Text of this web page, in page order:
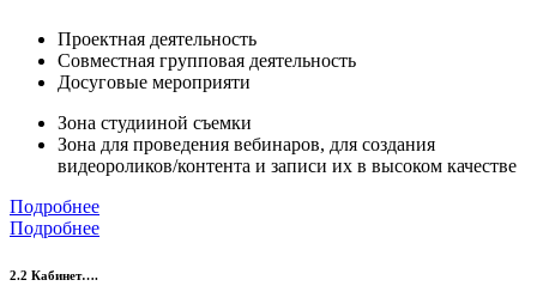
Проектная деятельность
Совместная групповая деятельность
Досуговые мероприяти
Зона студииной съемки
Зона для проведения вебинаров, для создания
видеороликов/контента и записи их в высоком качестве
Подробнее
Подробнее
2.2 Кабинет….